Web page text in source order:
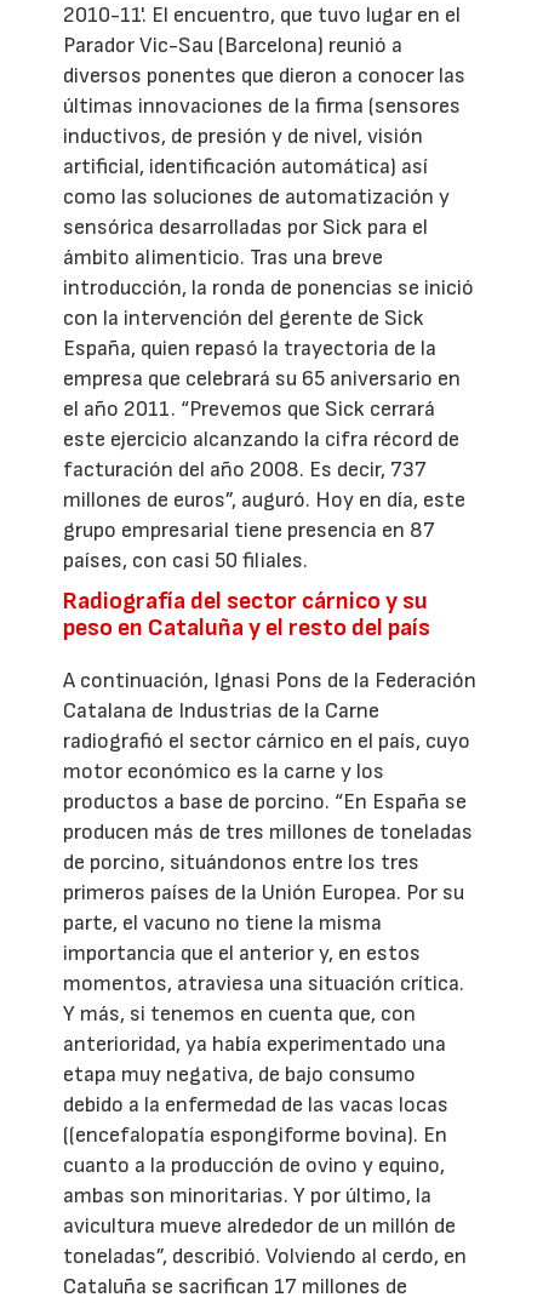
2010-11'. El encuentro, que tuvo lugar en el
Parador Vic-Sau (Barcelona) reunió a
diversos ponentes que dieron a conocer las
últimas innovaciones de la firma (sensores
inductivos, de presión y de nivel, visión
artificial, identificación automática) así
como las soluciones de automatización y
sensórica desarrolladas por Sick para el
ámbito alimenticio. Tras una breve
introducción, la ronda de ponencias se inició
con la intervención del gerente de Sick
España, quien repasó la trayectoria de la
empresa que celebrará su 65 aniversario en
el año 2011. “Prevemos que Sick cerrará
este ejercicio alcanzando la cifra récord de
facturación del año 2008. Es decir, 737
millones de euros”, auguró. Hoy en día, este
grupo empresarial tiene presencia en 87
países, con casi 50 filiales.
Radiografía del sector cárnico y su
peso en Cataluña y el resto del país
A continuación, Ignasi Pons de la Federación
Catalana de Industrias de la Carne
radiografió el sector cárnico en el país, cuyo
motor económico es la carne y los
productos a base de porcino. “En España se
producen más de tres millones de toneladas
de porcino, situándonos entre los tres
primeros países de la Unión Europea. Por su
parte, el vacuno no tiene la misma
importancia que el anterior y, en estos
momentos, atraviesa una situación crítica.
Y más, si tenemos en cuenta que, con
anterioridad, ya había experimentado una
etapa muy negativa, de bajo consumo
debido a la enfermedad de las vacas locas
((encefalopatía espongiforme bovina). En
cuanto a la producción de ovino y equino,
ambas son minoritarias. Y por último, la
avicultura mueve alrededor de un millón de
toneladas”, describió. Volviendo al cerdo, en
Cataluña se sacrifican 17 millones de